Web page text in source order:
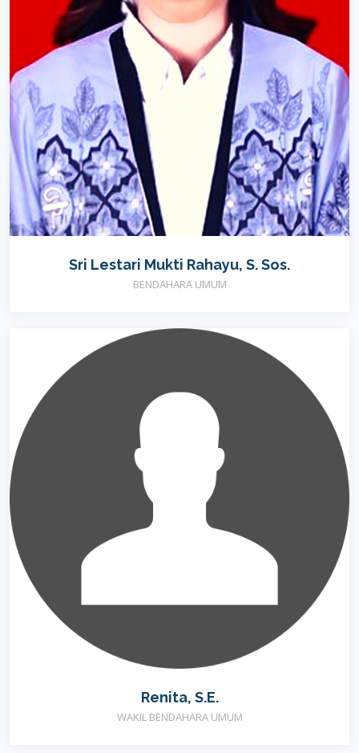
Sri Lestari Mukti Rahayu, S. Sos.
BENDAHARA UMUM
Renita, S.E.
WAKIL BENDAHARA UMUM